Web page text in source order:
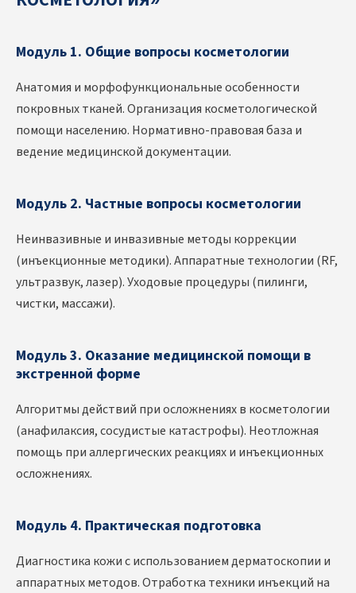
Модуль 1. Общие вопросы косметологии
Анатомия и морфофункциональные особенности
покровных тканей. Организация косметологической
помощи населению. Нормативно-правовая база и
ведение медицинской документации.
Модуль 2. Частные вопросы косметологии
Неинвазивные и инвазивные методы коррекции
(инъекционные методики). Аппаратные технологии (RF,
ультразвук, лазер). Уходовые процедуры (пилинги,
чистки, массажи).
Модуль 3. Оказание медицинской помощи в
экстренной форме
Алгоритмы действий при осложнениях в косметологии
(анафилаксия, сосудистые катастрофы). Неотложная
помощь при аллергических реакциях и инъекционных
осложнениях.
Модуль 4. Практическая подготовка
Диагностика кожи с использованием дерматоскопии и
аппаратных методов. Отработка техники инъекций на